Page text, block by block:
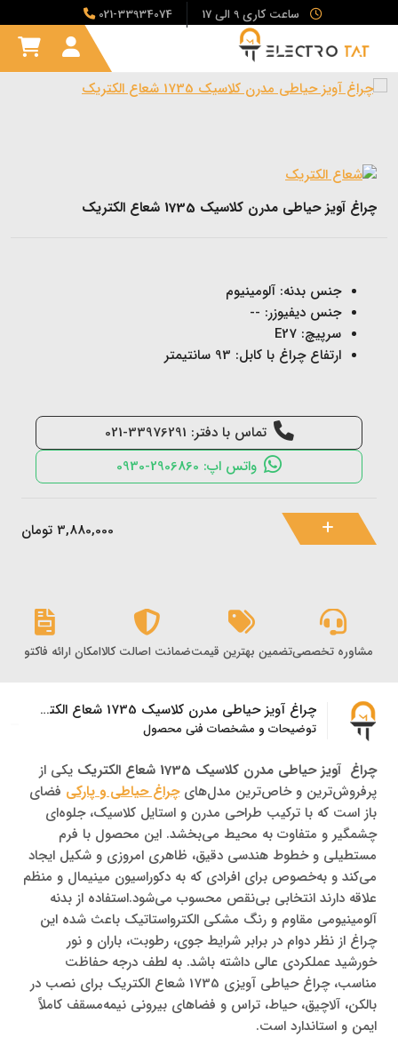
ساعت کاری 9 الی 17 021-33934074
چراغ آویز حیاطی مدرن کلاسیک 1735 شعاع الکتریک
جنس بدنه: آلومینیوم
جنس دیفیوزر: --
سرپیچ: E27
ارتفاع چراغ با کابل: 93 سانتیمتر
تماس با دفتر: 33976291-021
واتس اپ: 2906860-0930
3,880,000 تومان
مشاوره تخصصیتضمین بهترین قیمتضمانت اصالت کالاامکان ارائه فاکتور
چراغ آویز حیاطی مدرن کلاسیک 1735 شعاع الکتریک
توضیحات و مشخصات فنی محصول
چراغ آویز حیاطی مدرن کلاسیک 1735 شعاع الکتریک
یکی از
پرفروش‌ترین و خاص‌ترین مدل‌هایچراغ حیاطی و پارکی فضای
باز است که با ترکیب طراحی مدرن و استایل کلاسیک، جلوه‌ای
چشمگیر و متفاوت به محیط می‌بخشد. این محصول با فرم
مستطیلی و خطوط هندسی دقیق، ظاهری امروزی و شکیل ایجاد
می‌کند و به‌خصوص برای افرادی که به دکوراسیون مینیمال و منظم
علاقه دارند انتخابی بی‌نقص محسوب می‌شود.استفاده از بدنه
آلومینیومی مقاوم و رنگ مشکی الکترواستاتیک باعث شده این
چراغ از نظر دوام در برابر شرایط جوی، رطوبت، باران و نور
خورشید عملکردی عالی داشته باشد. به لطف درجه حفاظت
مناسب، چراغ حیاطی آویزی 1735 شعاع الکتریک برای نصب در
بالکن، آلاچیق، حیاط، تراس و فضاهای بیرونی نیمه‌مسقف کاملاً
ایمن و استاندارد است.